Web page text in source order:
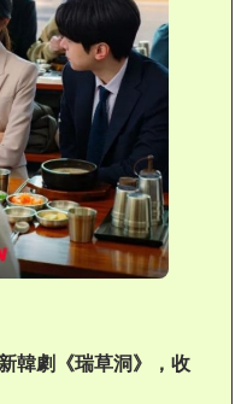
韓劇《瑞草洞》，收